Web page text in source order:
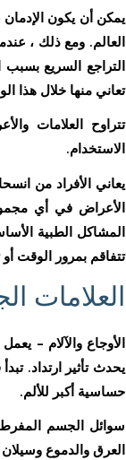
يمكن أن يكون
العالم. ومع ذلك ،
التراجع السريع
تعاني منها خلال هذا
تتراوح العلامات
الاستخدام.
يعاني الأفراد من
الأعراض في أي
المشاكل الطبية
تتفاقم بمرور الوقت
العلامات
الأوجاع والآلام –
يحدث تأثير ارتداد.
حساسية أكبر للألم.
سوائل الجسم
العرق والدموع